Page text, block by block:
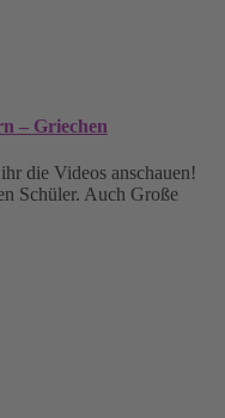
– Griechen
die Videos anschauen!
Schüler. Auch Große